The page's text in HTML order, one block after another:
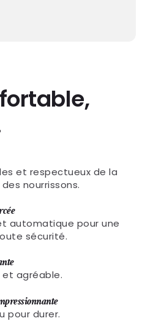
et respectueux de la
nourrissons.
automatique pour une
sécurité.
et agréable.
pour durer.